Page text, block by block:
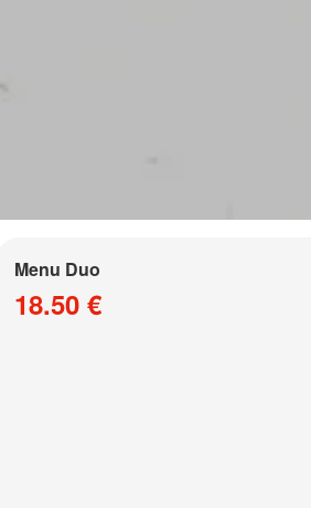
Menu Duo
18.50 €